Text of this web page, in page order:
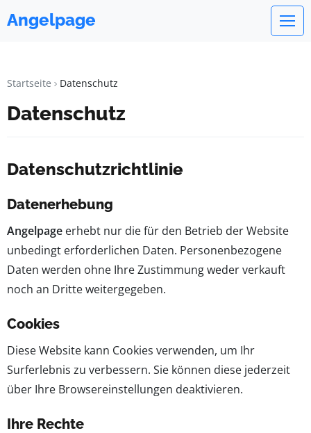
Angelpage
Startseite Datenschutz
Datenschutz
Datenschutzrichtlinie
Datenerhebung
Angelpage erhebt nur die für den Betrieb der Website
unbedingt erforderlichen Daten. Personenbezogene
Daten werden ohne Ihre Zustimmung weder verkauft
noch an Dritte weitergegeben.
Cookies
Diese Website kann Cookies verwenden, um Ihr
Surferlebnis zu verbessern. Sie können diese jederzeit
über Ihre Browsereinstellungen deaktivieren.
Ihre Rechte